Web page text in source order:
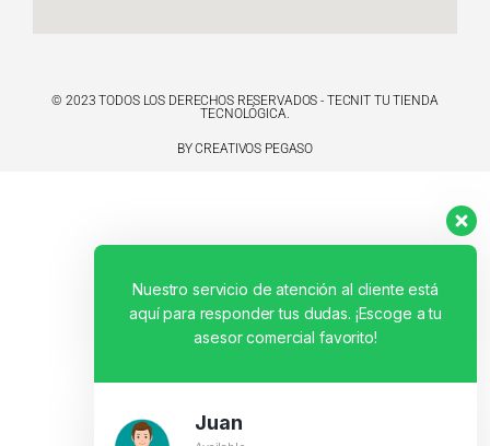
© 2023 TODOS LOS DERECHOS RESERVADOS - TECNIT TU TIENDA
TECNOLÓGICA.
BY CREATIVOS PEGASO
Nuestro servicio de atención al cliente está
aquí para responder tus dudas. ¡Escoge a tu
asesor comercial favorito!
Juan